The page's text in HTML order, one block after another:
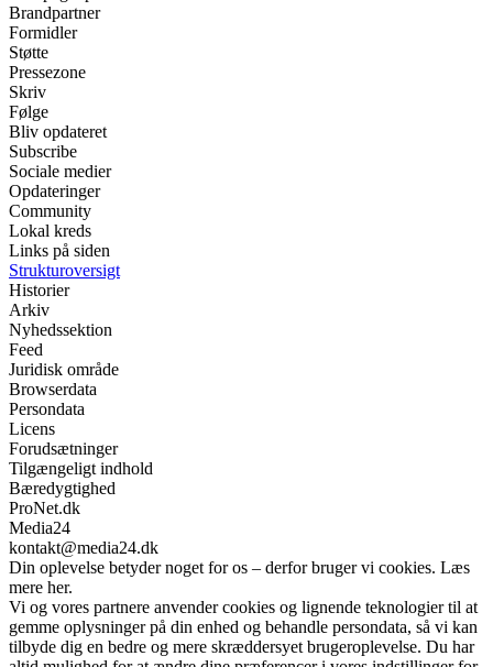
Brandpartner
Formidler
Støtte
Pressezone
Skriv
Følge
Bliv opdateret
Subscribe
Sociale medier
Opdateringer
Community
Lokal kreds
Links på siden
Strukturoversigt
Historier
Arkiv
Nyhedssektion
Feed
Juridisk område
Browserdata
Persondata
Licens
Forudsætninger
Tilgængeligt indhold
Bæredygtighed
ProNet.dk
Media24
kontakt@media24.dk
Din oplevelse betyder noget for os – derfor bruger vi cookies. Læs
mere her.
Vi og vores partnere anvender cookies og lignende teknologier til at
gemme oplysninger på din enhed og behandle persondata, så vi kan
tilbyde dig en bedre og mere skræddersyet brugeroplevelse. Du har